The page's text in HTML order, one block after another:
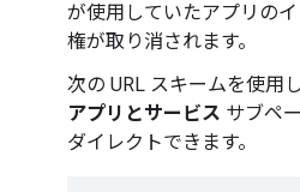
が使用していたアプリの
権が取り消されます。
次の URL スキームを使用し
アプリとサービス サブペ
ダイレクトできます。